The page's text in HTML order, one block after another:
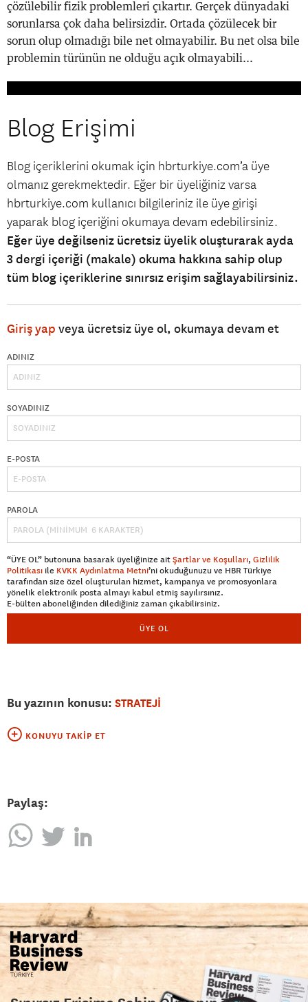
çözülebilir fizik problemleri çıkartır. Gerçek dünyadaki
sorunlarsa çok daha belirsizdir. Ortada çözülecek bir
sorun olup olmadığı bile net olmayabilir. Bu net olsa bile
problemin türünün ne olduğu açık olmayabili...
Blog Erişimi
Blog içeriklerini okumak için hbrturkiye.com’a üye
olmanız gerekmektedir. Eğer bir üyeliğiniz varsa
hbrturkiye.com kullanıcı bilgileriniz ile üye girişi
yaparak blog içeriğini okumaya devam edebilirsiniz.
Eğer üye değilseniz ücretsiz üyelik oluşturarak ayda
3 dergi içeriği (makale) okuma hakkına sahip olup
tüm blog içeriklerine sınırsız erişim sağlayabilirsiniz.
Giriş yap veya ücretsiz üye ol, okumaya devam et
ADINIZ
SOYADINIZ
E-POSTA
PAROLA
“ÜYE OL” butonuna basarak üyeliğinize aitŞartlar ve Koşulları, Gizlilik
Politikası ile KVKK Aydınlatma Metni’ni okuduğunuzu ve HBR Türkiye
tarafından size özel oluşturulan hizmet, kampanya ve promosyonlara
yönelik elektronik posta almayı kabul etmiş sayılırsınız.
E-bülten aboneliğinden dilediğiniz zaman çıkabilirsiniz.
ÜYE OL
Bu yazının konusu: STRATEJİ
KONUYU TAKIP ET
Paylaş: